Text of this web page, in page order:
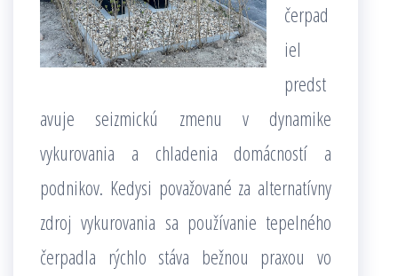
čerpad
iel
predst
avuje seizmickú zmenu v dynamike
vykurovania a chladenia domácností a
podnikov. Kedysi považované za alternatívny
zdroj vykurovania sa používanie tepelného
čerpadla rýchlo stáva bežnou praxou vo